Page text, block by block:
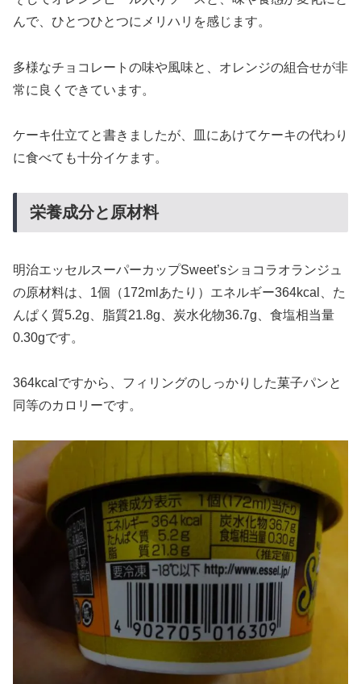
んで、ひとつひとつにメリハリを感じます。
多様なチョコレートの味や風味と、オレンジの組合せが非
常に良くできています。
ケーキ仕立てと書きましたが、皿にあけてケーキの代わり
に食べても十分イケます。
栄養成分と原材料
明治エッセルスーパーカップSweet’sショコラオランジュ
の原材料は、1個（172mlあたり）エネルギー364kcal、た
んぱく質5.2g、脂質21.8g、炭水化物36.7g、食塩相当量
0.30gです。
364kcalですから、フィリングのしっかりした菓子パンと
同等のカロリーです。